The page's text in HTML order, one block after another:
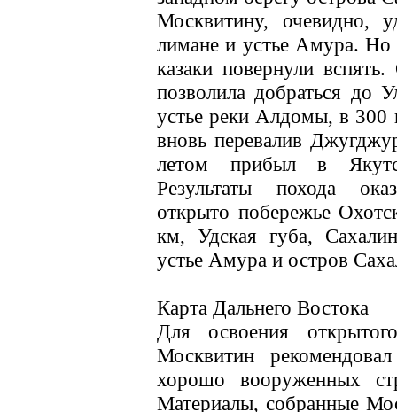
Москвитину, очевидно,
лимане и устье Амура. Но
казаки повернули
позволила добраться до
устье реки Алдомы, в
вновь перевалив
летом прибыл в
Результаты похода
открыто побережье
км, Удская губа,
устье Амура и остров
Карта Дальнего Востока
Для освоения
Москвитин
хорошо вооруженных
Материалы, собранные